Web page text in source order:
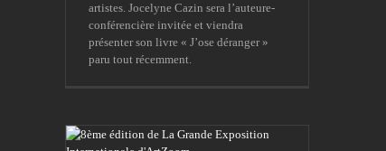
artistes. Jocelyne Cazin sera l’auteure-
conférencière invitée et viendra
présenter son livre « J’ose déranger »
paru tout récemment.